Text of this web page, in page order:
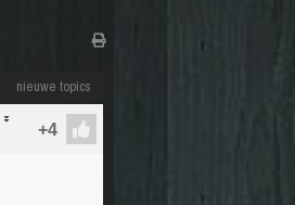
nieuwe topics